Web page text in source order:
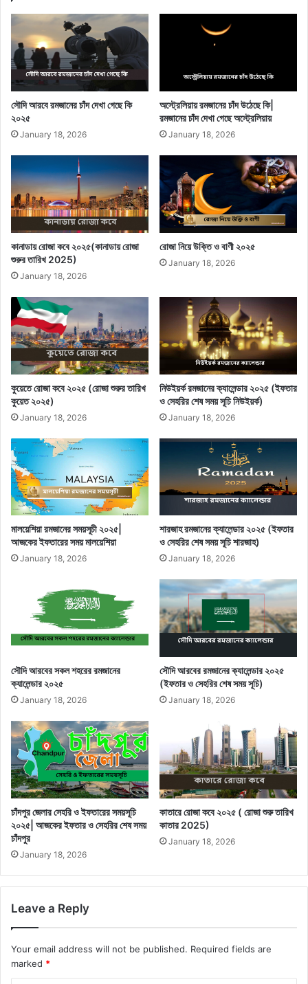
সৌদি আরবে রমজানের চাঁদ দেখা গেছে কি
২০২৫
January 18, 2026
অস্ট্রেলিয়ায় রমজানের চাঁদ উঠেছে কি|
রমজানের চাঁদ দেখা গেছে অস্ট্রেলিয়ায়
January 18, 2026
কানাডায় রোজা কবে ২০২৫(কানাডায় রোজা
শুরুর তারিখ 2025)
January 18, 2026
রোজা নিয়ে উক্তি ও বাণী ২০২৫
January 18, 2026
কুয়েতে রোজা কবে ২০২৫ (রোজা শুরুর তারিখ
কুয়েত ২০২৫)
January 18, 2026
নিউইয়র্ক রমজানের ক্যালেন্ডার ২০২৫ (ইফতার
ও সেহরির শেষ সময় সূচি নিউইয়র্ক)
January 18, 2026
মালয়েশিয়া রমজানের সময়সূচী ২০২৫|
আজকের ইফতারের সময় মালয়েশিয়া
January 18, 2026
শারজাহ রমজানের ক্যালেন্ডার ২০২৫ (ইফতার
ও সেহরির শেষ সময় সূচি শারজাহ)
January 18, 2026
সৌদি আরবের সকল শহরের রমজানের
ক্যালেন্ডার ২০২৫
January 18, 2026
সৌদি আরবের রমজানের ক্যালেন্ডার ২০২৫
(ইফতার ও সেহরির শেষ সময় সূচি)
January 18, 2026
চাঁদপুর জেলার সেহরি ও ইফতারের সময়সূচি
২০২৫| আজকের ইফতার ও সেহরির শেষ সময়
চাঁদপুর
January 18, 2026
কাতারে রোজা কবে ২০২৫ ( রোজা শুরু তারিখ
কাতার 2025)
January 18, 2026
Leave a Reply
Your email address will not be published. Required fields are
marked *